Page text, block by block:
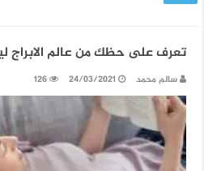
تعرف على حظك من عالم الابراج ليوم
سالم محمد 24/03/2021
126